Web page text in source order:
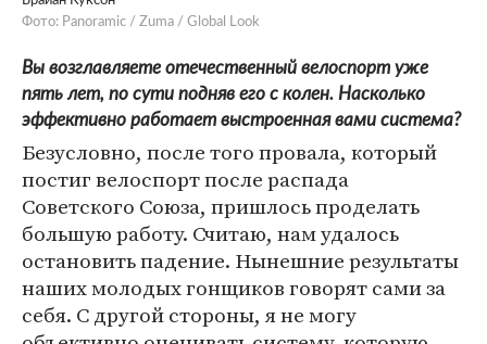
Фото: Panoramic / Zuma / Global Look
Вы возглавляете отечественный велоспорт уже
пять лет, по сути подняв его с колен. Насколько
эффективно работает выстроенная вами система?
Безусловно, после того провала, который
постиг велоспорт после распада
Советского Союза, пришлось проделать
большую работу. Считаю, нам удалось
остановить падение. Нынешние результаты
наших молодых гонщиков говорят сами за
себя. С другой стороны, я не могу